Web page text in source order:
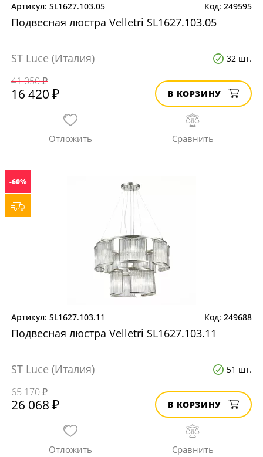
SL1627.103.05 249595
Подвесная люстра Velletri SL1627.103.05
ST Luce (Италия) 32 шт.
41 050 ₽
16 420 ₽ В КОРЗИНУ
-60%
SL1627.103.11 249688
Подвесная люстра Velletri SL1627.103.11
ST Luce (Италия) 51 шт.
65 170 ₽
26 068 ₽ В КОРЗИНУ